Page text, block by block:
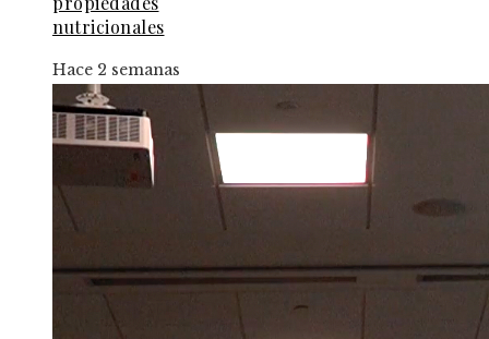
nutricionales
Hace 2 semanas